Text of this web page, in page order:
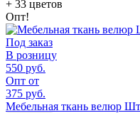
+ 33 цветов
Опт!
Под заказ
В розницу
550 руб.
Опт от
375 руб.
Мебельная ткань велюр